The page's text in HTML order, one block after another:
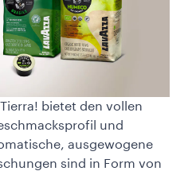
bietet den vollen
und
ausgewogene
sind in Form von